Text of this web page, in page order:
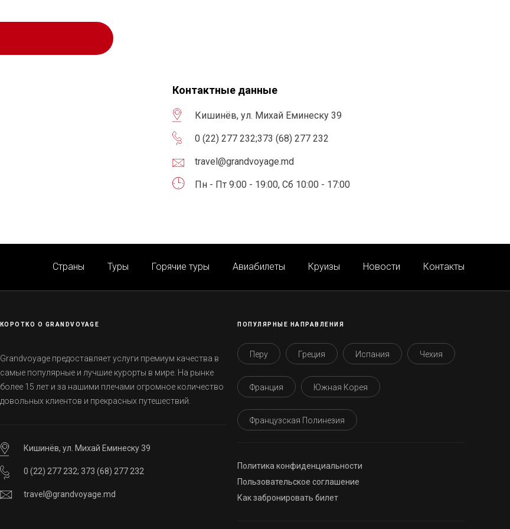
Контактные данные
Кишинёв, ул. Михай Еминеску 39
0 (22) 277 232;373 (68) 277 232
travel@grandvoyage.md
Пн - Пт 9:00 - 19:00, Сб 10:00 - 17:00
Страны Туры Горячие туры Авиабилеты Круизы Новости Контакты
КОРОТКО О GRANDVOYAGE
Grandvoyage предоставляет услуги премиум качества в
самые популярные и лучшие курорты в мире. На рынке
более 15 лет и за нашими плечами огромное количество
довольных клиентов и прекрасных путешествий.
Кишинёв, ул. Михай Еминеску 39
0 (22) 277 232; 373 (68) 277 232
travel@grandvoyage.md
ПОПУЛЯРНЫЕ НАПРАВЛЕНИЯ
Перу Греция Испания Чехия
Франция Южная Корея
Французская Полинезия
Политика конфиденциальности
Пользовательское соглашение
Как забронировать билет